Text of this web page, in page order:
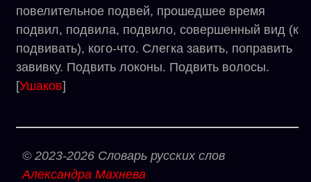
повелительное подвей, прошедшее время
подвил, подвила, подвило, совершенный вид (к
подвивать), кого-что. Слегка завить, поправить
завивку. Подвить локоны. Подвить волосы.
[Ушаков]
© 2023-2026 Словарь русских слов
Александра Махнева